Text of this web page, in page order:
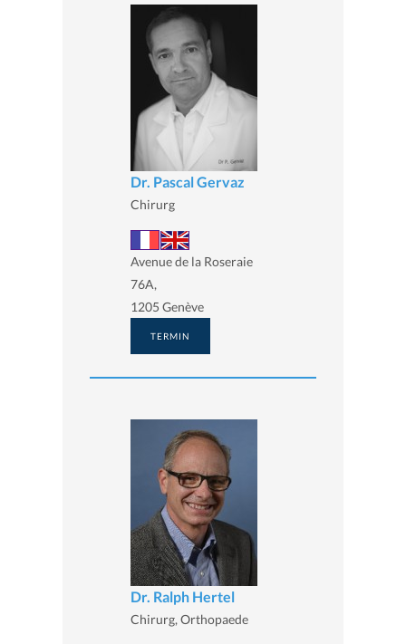
Dr. Pascal Gervaz
Chirurg
Avenue de la Roseraie
76A,
1205 Genève
TERMIN
Dr. Ralph Hertel
Chirurg, Orthopaede